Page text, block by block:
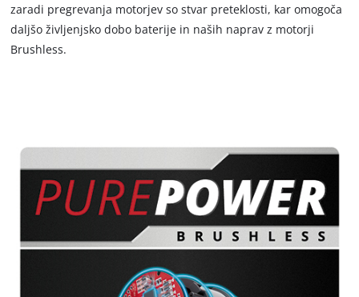
zaradi pregrevanja motorjev so stvar preteklosti, kar omogoča
daljšo življenjsko dobo baterije in naših naprav z motorji
Brushless.